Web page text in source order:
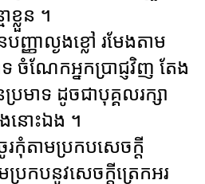
ខ្លួន ។
ញាល្ងងខ្លៅ រមែងតាម
ចំណែកអ្នកប្រាជ្ញវិញ តែង
រមាទ ដូចជាបុគ្គលរក្សា
នោះឯង ។
កុំតាមប្រកបសេចក្តី
រកបនូវសេចក្តីត្រេកអរ